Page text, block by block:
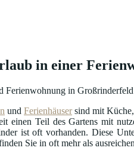
in einer
undFerienhäusersind mit Küche,
einen Teil des Gartens mit
ist oft vorhanden. Diese
Sie in oft mehr als